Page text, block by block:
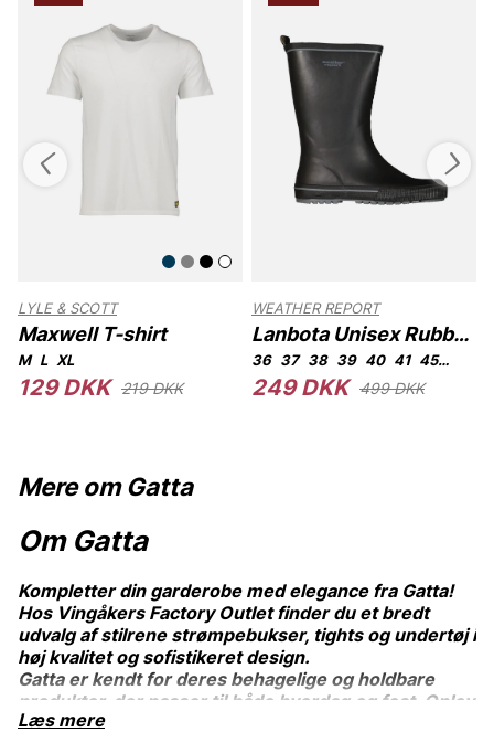
LYLE & SCOTT
Maxwell T-shirt
M L XL
129 DKK 219 DKK
WEATHER REPORT
Lanbota Unisex Rubber
Boot
36 37 38 39 40 41 45 46
249 DKK 499 DKK
Mere om Gatta
Læs mere
Om Gatta
Kompletter din garderobe med elegance fra Gatta!
Hos Vingåkers Factory Outlet finder du et bredt
udvalg af stilrene strømpebukser, tights og undertøj i
høj kvalitet og sofistikeret design.
Gatta er kendt for deres behagelige og holdbare
produkter, der passer til både hverdag og fest. Oplev
en perfekt balance mellem funktion og stil – altid til